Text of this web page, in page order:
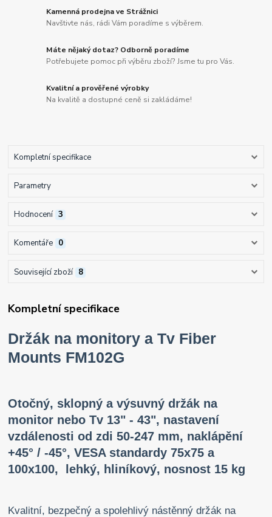
Kamenná prodejna ve Strážnici
Navštivte nás, rádi Vám poradíme s výběrem.
Máte nějaký dotaz? Odborně poradíme
Potřebujete pomoc při výběru zboží? Jsme tu pro Vás.
Kvalitní a prověřené výrobky
Na kvalitě a dostupné ceně si zakládáme!
Kompletní specifikace
Parametry
Hodnocení 3
Komentáře 0
Související zboží 8
Kompletní specifikace
Držák na monitory a Tv Fiber
Mounts FM102G
Otočný, sklopný a výsuvný držák na
monitor nebo Tv 13" - 43", nastavení
vzdálenosti od zdi 50-247 mm, naklápění
+45° / -45°, VESA standardy 75x75 a
100x100, lehký, hliníkový, nosnost 15 kg
Kvalitní, bezpečný a spolehlivý nástěnný držák na